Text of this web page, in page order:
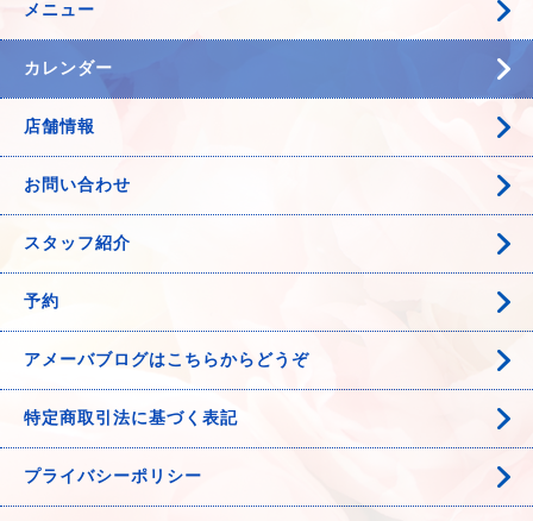
メニュー
カレンダー
店舗情報
お問い合わせ
スタッフ紹介
予約
アメーバブログはこちらからどうぞ
特定商取引法に基づく表記
プライバシーポリシー